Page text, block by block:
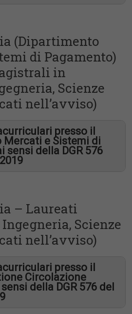
(Dipartimento
di Pagamento)
in
Scienze
nell’avviso)
presso il
Mercati e Sistemi di
sensi della DGR 576
– Laureati
Scienze
nell’avviso)
presso il
Circolazione
della DGR 576 del